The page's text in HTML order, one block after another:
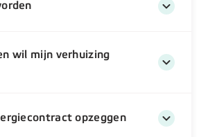
wil mijn verhuizing
opzeggen